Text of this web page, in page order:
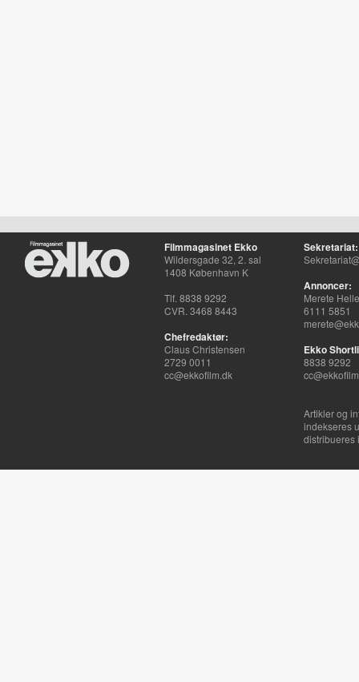
Filmmagasinet Ekko
Wildersgade 32, 2. sal
1408 København K
Tlf. 8838 9292
CVR. 3468 8443
Chefredaktør:
Claus Christensen
2729 0011
cc@ekkofilm.dk
Sekretariat:
Annoncer:
Merete
6111 5851
Ekko
8838 9292
Artikler og
indekseres
distribueres